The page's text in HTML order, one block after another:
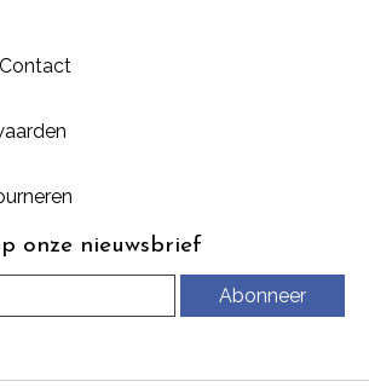
onze nieuwsbrief
Abonneer